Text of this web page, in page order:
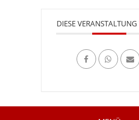
DIESE VERANSTALTUNG